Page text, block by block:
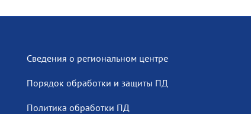
Сведения о региональном центре
Порядок обработки и защиты ПД
Политика обработки ПД